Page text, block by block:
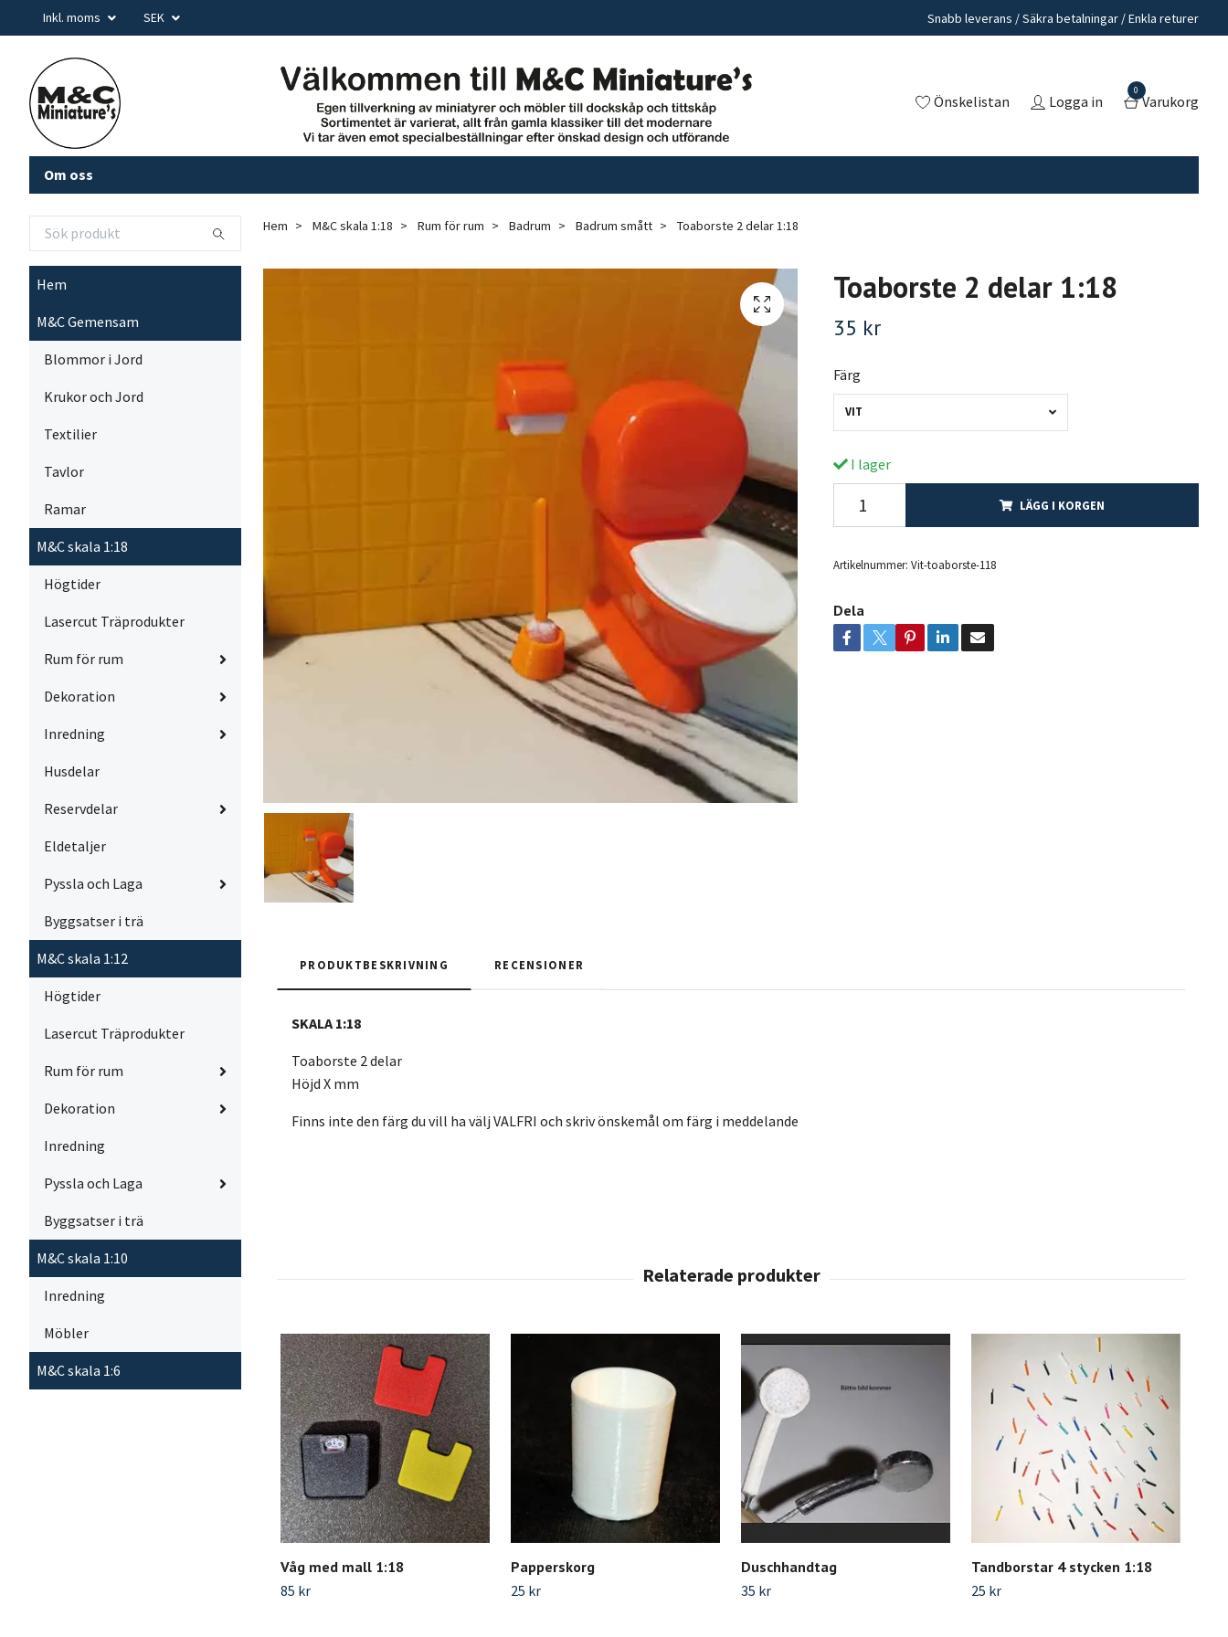
Inkl. moms SEK Snabb leverans / Säkra betalningar / Enkla returer
Önskelistan Logga in
0
Varukorg
Om oss
Hem
M&C Gemensam
Blommor i Jord
Krukor och Jord
Textilier
Tavlor
Ramar
M&C skala 1:18
Högtider
Lasercut Träprodukter
Rum för rum
Dekoration
Inredning
Husdelar
Reservdelar
Eldetaljer
Pyssla och Laga
Byggsatser i trä
M&C skala 1:12
Högtider
Lasercut Träprodukter
Rum för rum
Dekoration
Inredning
Pyssla och Laga
Byggsatser i trä
M&C skala 1:10
Inredning
Möbler
M&C skala 1:6
Hem M&C skala 1:18 Rum för rum Badrum Badrum smått Toaborste 2 delar 1:18
Toaborste 2 delar 1:18
35 kr
Färg
VIT
I lager
LÄGG I KORGEN
Artikelnummer: Vit-toaborste-118
Dela
PRODUKTBESKRIVNING RECENSIONER
SKALA 1:18
Toaborste 2 delar
Höjd X mm
Finns inte den färg du vill ha välj VALFRI och skriv önskemål om färg i meddelande
Våg med mall 1:18
85 kr
Papperskorg
25 kr
Duschhandtag
35 kr
Tandborstar 4 stycken 1:18
25 kr